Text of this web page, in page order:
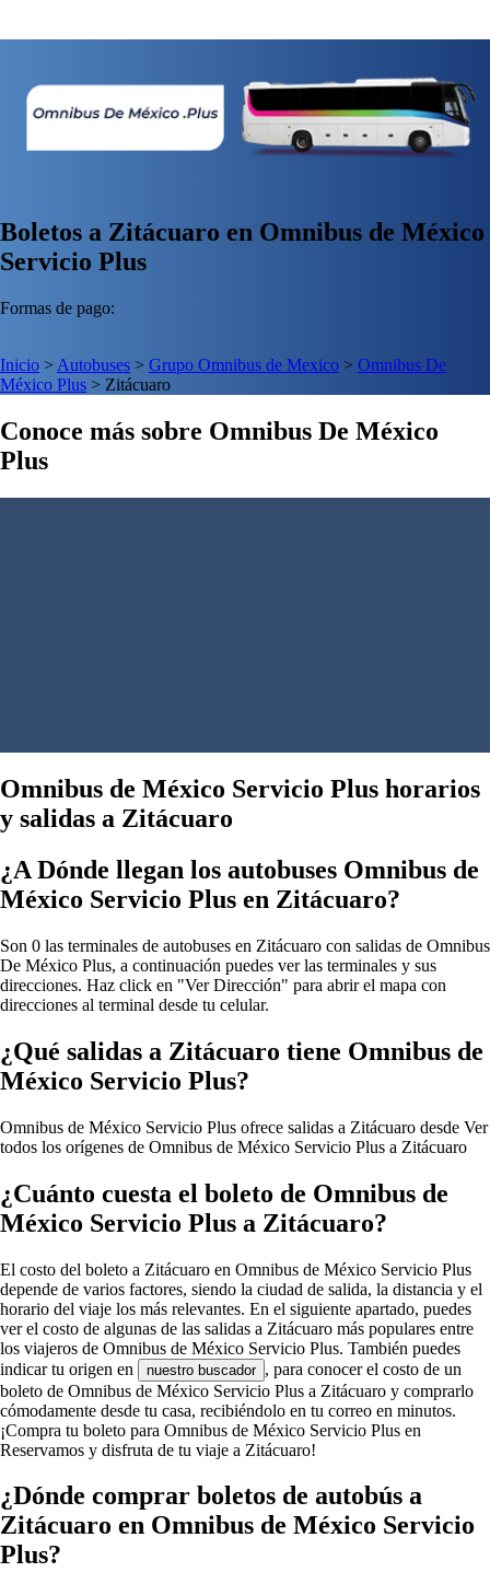
Boletos a Zitácuaro en Omnibus de México
Servicio Plus
Formas de pago:
Inicio > Autobuses > Grupo Omnibus de Mexico > Omnibus De
México Plus > Zitácuaro
Conoce más sobre Omnibus De México
Plus
Omnibus de México Servicio Plus horarios
y salidas a Zitácuaro
¿A Dónde llegan los autobuses Omnibus de
México Servicio Plus en Zitácuaro?
Son 0 las terminales de autobuses en Zitácuaro con salidas de Omnibus
De México Plus, a continuación puedes ver las terminales y sus
direcciones. Haz click en "Ver Dirección" para abrir el mapa con
direcciones al terminal desde tu celular.
¿Qué salidas a Zitácuaro tiene Omnibus de
México Servicio Plus?
Omnibus de México Servicio Plus ofrece salidas a Zitácuaro desde Ver
todos los orígenes de Omnibus de México Servicio Plus a Zitácuaro
¿Cuánto cuesta el boleto de Omnibus de
México Servicio Plus a Zitácuaro?
El costo del boleto a Zitácuaro en Omnibus de México Servicio Plus
depende de varios factores, siendo la ciudad de salida, la distancia y el
horario del viaje los más relevantes. En el siguiente apartado, puedes
ver el costo de algunas de las salidas a Zitácuaro más populares entre
los viajeros de Omnibus de México Servicio Plus. También puedes
indicar tu origen en
nuestro buscador , para conocer el costo de un
boleto de Omnibus de México Servicio Plus a Zitácuaro y comprarlo
cómodamente desde tu casa, recibiéndolo en tu correo en minutos.
¡Compra tu boleto para Omnibus de México Servicio Plus en
Reservamos y disfruta de tu viaje a Zitácuaro!
¿Dónde comprar boletos de autobús a
Zitácuaro en Omnibus de México Servicio
Plus?